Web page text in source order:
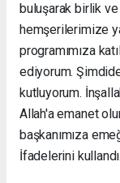
buluşarak birlik
hemşerilerimize
programımıza
ediyorum.
kutluyorum.
Allah'a emanet
başkanımıza
İfadelerini kullandı.